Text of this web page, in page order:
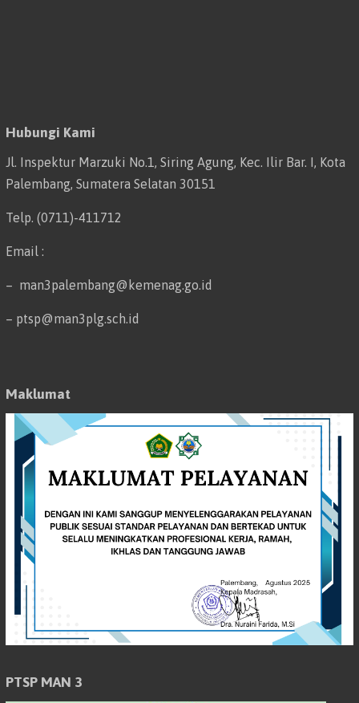
Hubungi Kami
Jl. Inspektur Marzuki No.1, Siring Agung, Kec. Ilir Bar. I, Kota
Palembang, Sumatera Selatan 30151
Telp. (0711)-411712
Email :
– man3palembang@kemenag.go.id
– ptsp@man3plg.sch.id
Maklumat
PTSP MAN 3